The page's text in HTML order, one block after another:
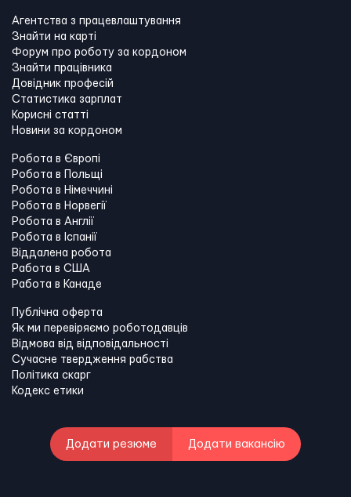
Агентства з працевлаштування
Знайти на карті
Форум про роботу за кордоном
Знайти працівника
Довідник професій
Статистика зарплат
Корисні статті
Новини за кордоном
Робота в Європі
Робота в Польщі
Робота в Німеччині
Робота в Норвегії
Робота в Англії
Робота в Іспанії
Віддалена робота
Работа в США
Работа в Канадe
Публічна оферта
Як ми перевіряємо роботодавців
Відмова від відповідальності
Сучасне твердження рабства
Політика скарг
Кодекс етики
Додати резюме Додати вакансію